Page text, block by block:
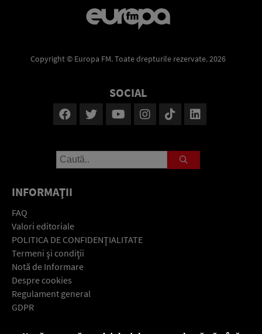
Copyright © Europa FM. Toate drepturile rezervate. 2026
SOCIAL
INFORMAŢII
FAQ
Valori editoriale
POLITICA DE CONFIDENŢIALITATE
Termeni şi condiţii
Notă de Informare
Despre cookies
Regulament general
GDPR